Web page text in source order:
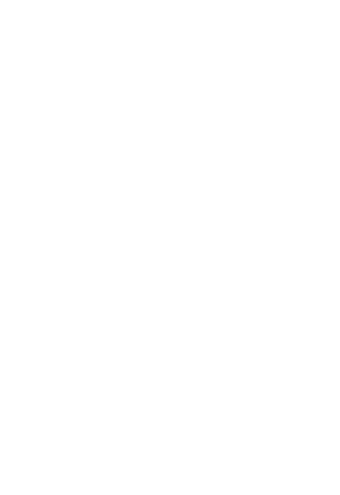
Letar du efter ett
Filip Märkel vill